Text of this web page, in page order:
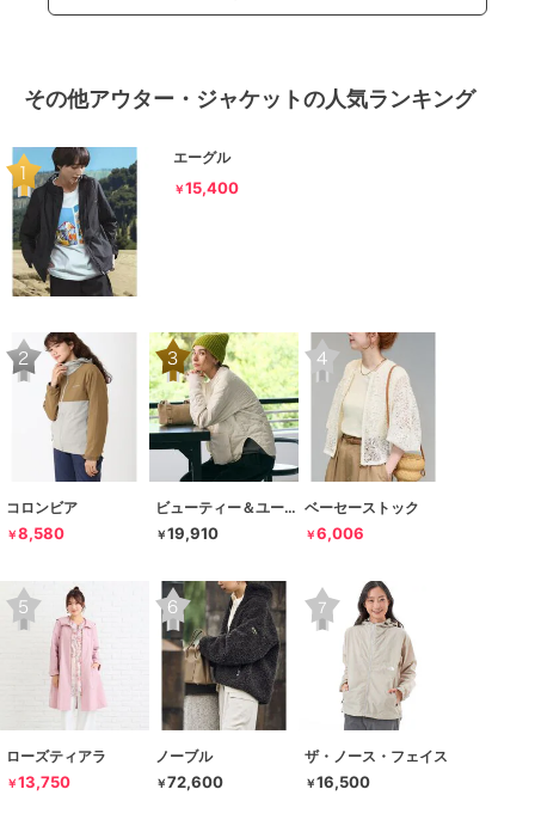
その他アウター・ジャケットの人気ランキング
エーグル
￥15,400
コロンビア
￥8,580
ビューティー＆ユース ユナイテッドアローズ
￥19,910
ベーセーストック
￥6,006
ローズティアラ
￥13,750
ノーブル
￥72,600
ザ・ノース・フェイス
￥16,500